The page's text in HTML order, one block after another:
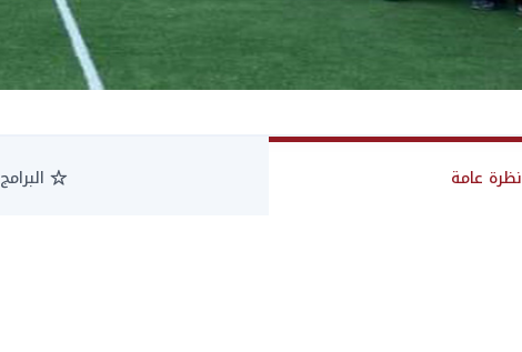
نظرة عامة البرامج